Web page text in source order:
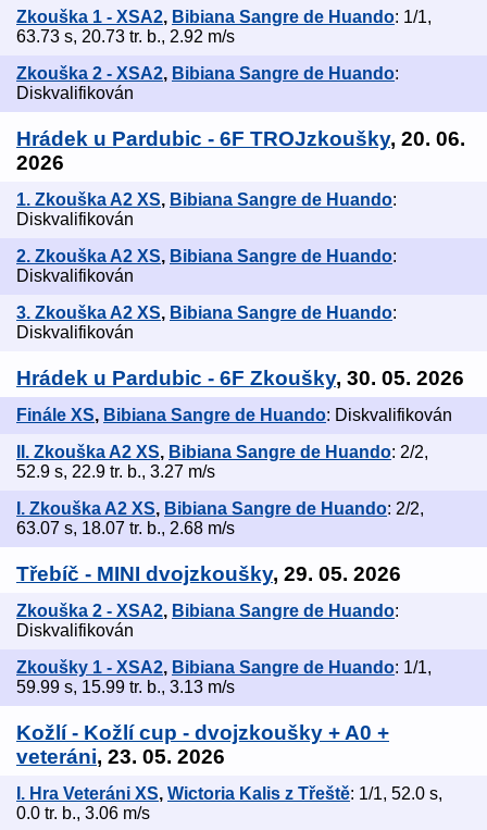
Zkouška 1 - XSA2, Bibiana Sangre de Huando: 1/1,
63.73 s, 20.73 tr. b., 2.92 m/s
Zkouška 2 - XSA2, Bibiana Sangre de Huando:
Diskvalifikován
Hrádek u Pardubic - 6F TROJzkoušky, 20. 06.
2026
1. Zkouška A2 XS, Bibiana Sangre de Huando:
Diskvalifikován
2. Zkouška A2 XS, Bibiana Sangre de Huando:
Diskvalifikován
3. Zkouška A2 XS, Bibiana Sangre de Huando:
Diskvalifikován
Hrádek u Pardubic - 6F Zkoušky, 30. 05. 2026
Finále XS, Bibiana Sangre de Huando: Diskvalifikován
II. Zkouška A2 XS, Bibiana Sangre de Huando: 2/2,
52.9 s, 22.9 tr. b., 3.27 m/s
I. Zkouška A2 XS, Bibiana Sangre de Huando: 2/2,
63.07 s, 18.07 tr. b., 2.68 m/s
Třebíč - MINI dvojzkoušky, 29. 05. 2026
Zkouška 2 - XSA2, Bibiana Sangre de Huando:
Diskvalifikován
Zkoušky 1 - XSA2, Bibiana Sangre de Huando: 1/1,
59.99 s, 15.99 tr. b., 3.13 m/s
Kožlí - Kožlí cup - dvojzkoušky + A0 +
veteráni, 23. 05. 2026
I. Hra Veteráni XS, Wictoria Kalis z Třeště: 1/1, 52.0 s,
0.0 tr. b., 3.06 m/s